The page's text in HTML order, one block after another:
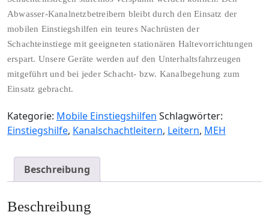
Abwasser-Kanalnetzbetreibern bleibt durch den Einsatz der
mobilen Einstiegshilfen ein teures Nachrüsten der
Schachteinstiege mit geeigneten stationären Haltevorrichtungen
erspart. Unsere Geräte werden auf den Unterhaltsfahrzeugen
mitgeführt und bei jeder Schacht- bzw. Kanalbegehung zum
Einsatz gebracht.
Kategorie: Mobile Einstiegshilfen Schlagwörter:
Einstiegshilfe, Kanalschachtleitern, Leitern, MEH
Beschreibung
Beschreibung